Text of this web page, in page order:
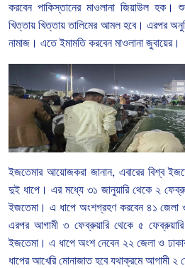
করবেন পাকিস্তানের মাওলানা জিয়াউল হক।
খিত্তায় খিত্তায় তালিমের আমল হবে। এরপর
নামাজ। এতে ইমামতি করবেন মাওলানা জুবায়ের।
ইজতেমার আয়োজকরা জানান, এবারের বিশ্ব
দুই ধাপে। এর মধ্যে ৩১ জানুয়ারি থেকে ২
ইজতেমা। এ ধাপে অংশগ্রহণ করবেন ৪১ জেলা
এরপর আগামী ৩ ফেব্রুয়ারি থেকে ৫ ফেব্রুয়ারি
ইজতেমা। এ ধাপে অংশ নেবেন ২২ জেলা ও
ধাপের আখেরি মোনাজাত হবে যথাক্রমে আগামী ২